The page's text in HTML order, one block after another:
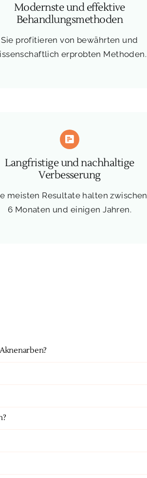
Modernste und effektive
Behandlungsmethoden
Sie profitieren von bewährten und
erprobten Methoden.
Langfristige und nachhaltige
Verbesserung
meisten Resultate halten zwischen
6 Monaten und einigen Jahren.